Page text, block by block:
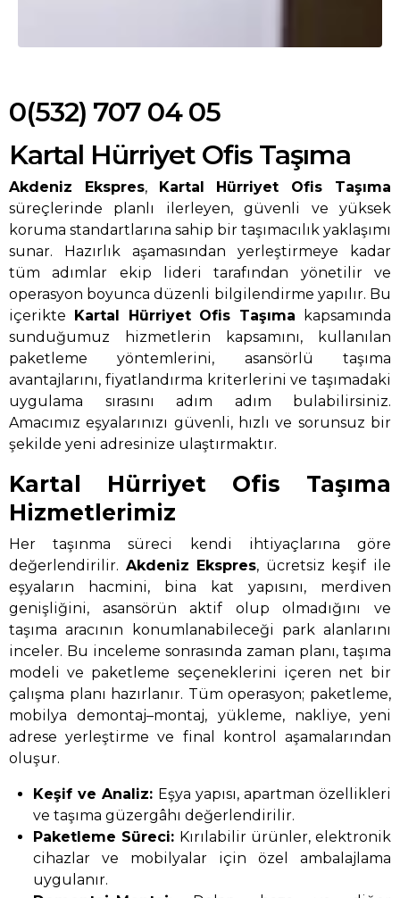
0(532) 707 04 05
Kartal Hürriyet Ofis Taşıma
Akdeniz Ekspres, Kartal Hürriyet Ofis Taşıma
süreçlerinde planlı ilerleyen, güvenli ve yüksek
koruma standartlarına sahip bir taşımacılık yaklaşımı
sunar. Hazırlık aşamasından yerleştirmeye kadar
tüm adımlar ekip lideri tarafından yönetilir ve
operasyon boyunca düzenli bilgilendirme yapılır. Bu
içerikte Kartal Hürriyet Ofis Taşıma kapsamında
sunduğumuz hizmetlerin kapsamını, kullanılan
paketleme yöntemlerini, asansörlü taşıma
avantajlarını, fiyatlandırma kriterlerini ve taşımadaki
uygulama sırasını adım adım bulabilirsiniz.
Amacımız eşyalarınızı güvenli, hızlı ve sorunsuz bir
şekilde yeni adresinize ulaştırmaktır.
Kartal Hürriyet Ofis Taşıma
Hizmetlerimiz
Her taşınma süreci kendi ihtiyaçlarına göre
değerlendirilir. Akdeniz Ekspres, ücretsiz keşif ile
eşyaların hacmini, bina kat yapısını, merdiven
genişliğini, asansörün aktif olup olmadığını ve
taşıma aracının konumlanabileceği park alanlarını
inceler. Bu inceleme sonrasında zaman planı, taşıma
modeli ve paketleme seçeneklerini içeren net bir
çalışma planı hazırlanır. Tüm operasyon; paketleme,
mobilya demontaj–montaj, yükleme, nakliye, yeni
adrese yerleştirme ve final kontrol aşamalarından
oluşur.
Keşif ve Analiz: Eşya yapısı, apartman özellikleri
ve taşıma güzergâhı değerlendirilir.
Paketleme Süreci: Kırılabilir ürünler, elektronik
cihazlar ve mobilyalar için özel ambalajlama
uygulanır.